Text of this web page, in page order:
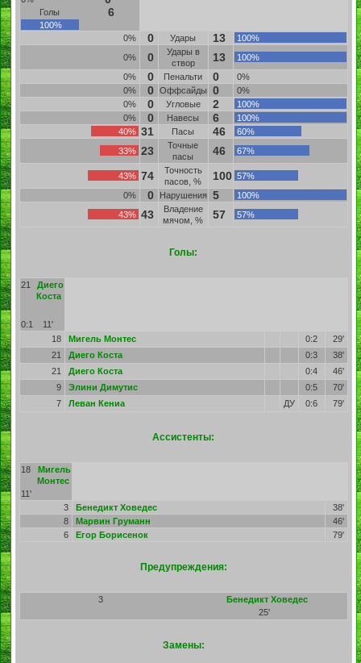
Голы 6
100%
0%
0 Удары 13
100%
0%
0
Удары в
створ
13
100%
0%
0 Пенальти 0
0%
0%
0 Оффсайды 0
0%
0%
0 Угловые 2
100%
0%
0 Навесы 6
100%
40% 31 Пасы 46
60%
33% 23
Точные
пасы
46 67%
43% 74
Точность
пасов, %
100 57%
0%
0 Нарушения 5
100%
43% 43
Владение
мячом, %
57 57%
Голы:
21
Диего
Коста
0:1
11'
18
Мигель Монтес 0:2
29'
21
Диего Коста 0:3
38'
21
Диего Коста 0:4
46'
9
Элини Димутис 0:5
70'
7
Леван Кениа ДУ 0:6 79'
Ассистенты:
18
Мигель
Монтес
11'
3
Бенедикт Ховедес
38'
8
Марвин Груманн
46'
6
Егор Борисенок 79'
Предупреждения:
3
Бенедикт Ховедес
25'
Замены: